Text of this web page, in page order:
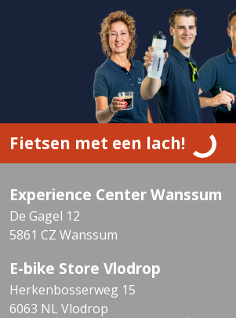
Fietsen met een lach!
Experience Center Wanssum
De Gagel 12
5861 CZ Wanssum
E-bike Store Vlodrop
Herkenbosserweg 15
6063 NL Vlodrop